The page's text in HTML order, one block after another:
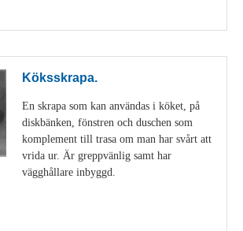
Köksskrapa.
En skrapa som kan användas i köket, på
diskbänken, fönstren och duschen som
komplement till trasa om man har svårt att
vrida ur. Är greppvänlig samt har
vägghållare inbyggd.